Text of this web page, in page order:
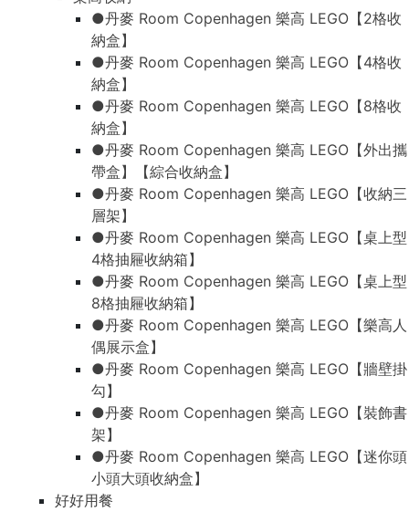
●丹麥 Room Copenhagen 樂高 LEGO【2格收
納盒】
●丹麥 Room Copenhagen 樂高 LEGO【4格收
納盒】
●丹麥 Room Copenhagen 樂高 LEGO【8格收
納盒】
●丹麥 Room Copenhagen 樂高 LEGO【外出攜
帶盒】【綜合收納盒】
●丹麥 Room Copenhagen 樂高 LEGO【收納三
層架】
●丹麥 Room Copenhagen 樂高 LEGO【桌上型
4格抽屜收納箱】
●丹麥 Room Copenhagen 樂高 LEGO【桌上型
8格抽屜收納箱】
●丹麥 Room Copenhagen 樂高 LEGO【樂高人
偶展示盒】
●丹麥 Room Copenhagen 樂高 LEGO【牆壁掛
勾】
●丹麥 Room Copenhagen 樂高 LEGO【裝飾書
架】
●丹麥 Room Copenhagen 樂高 LEGO【迷你頭
小頭大頭收納盒】
好好用餐